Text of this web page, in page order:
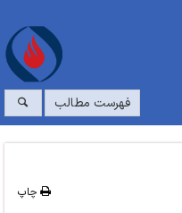
فهرست مطالب
چاپ